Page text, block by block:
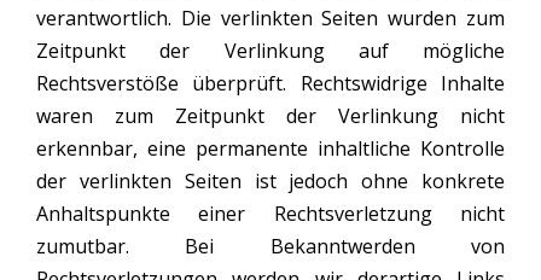
verantwortlich. Die verlinkten Seiten wurden zum
Zeitpunkt der Verlinkung auf mögliche
Rechtsverstöße überprüft. Rechtswidrige Inhalte
waren zum Zeitpunkt der Verlinkung nicht
erkennbar, eine permanente inhaltliche Kontrolle
der verlinkten Seiten ist jedoch ohne konkrete
Anhaltspunkte einer Rechtsverletzung nicht
zumutbar. Bei Bekanntwerden von